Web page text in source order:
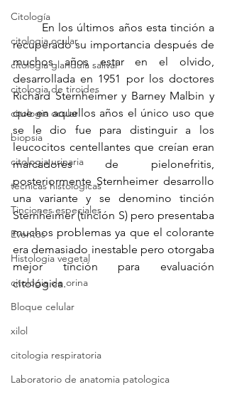
Citología
citologia ocular
citologia glandula salival
citologia de tiroides
citologia ocular
biopsia
citologia urinaria
tecnicas histologicas
Tinciones especiales
Eventos
Histologia vegetal
citologia de orina
Bloque celular
xilol
citologia respiratoria
Laboratorio de anatomia patologica
recuperado su importancia después de
muchos años estar en el olvido,
desarrollada en 1951 por los doctores
Richard Sternheimer y Barney Malbin y
que en aquellos años el único uso que
se le dio fue para distinguir a los
leucocitos centellantes que creían eran
marcadores de pielonefritis,
posteriormente Sternheimer desarrollo
una variante y se denomino tinción
Sternheimer (tinción S) pero presentaba
muchos problemas ya que el colorante
era demasiado inestable pero otorgaba
mejor tinción para evaluación
citológica.